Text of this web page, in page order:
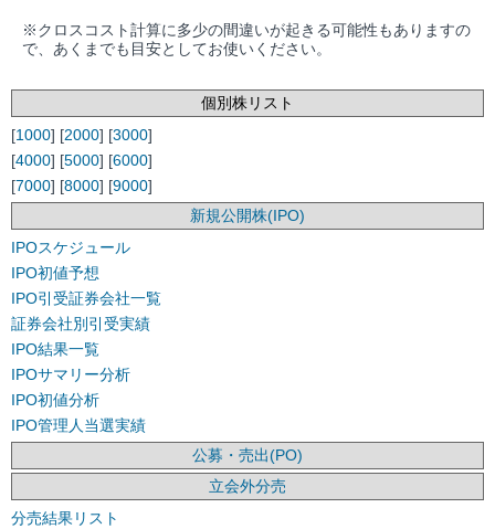
※クロスコスト計算に多少の間違いが起きる可能性もありますの
で、あくまでも目安としてお使いください。
個別株リスト
[1000] [2000] [3000]
[4000] [5000] [6000]
[7000] [8000] [9000]
新規公開株(IPO)
IPOスケジュール
IPO初値予想
IPO引受証券会社一覧
証券会社別引受実績
IPO結果一覧
IPOサマリー分析
IPO初値分析
IPO管理人当選実績
公募・売出(PO)
立会外分売
分売結果リスト